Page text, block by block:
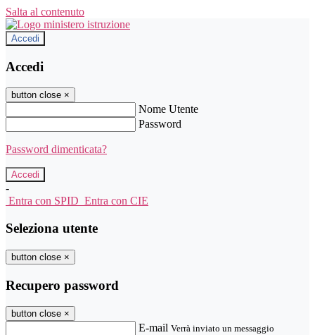
Salta al contenuto
Accedi
Accedi
button close ×
Nome Utente
Password
Password dimenticata?
-
Entra con SPID Entra con CIE
Seleziona utente
button close ×
Recupero password
button close ×
E-mail Verrà inviato un messaggio